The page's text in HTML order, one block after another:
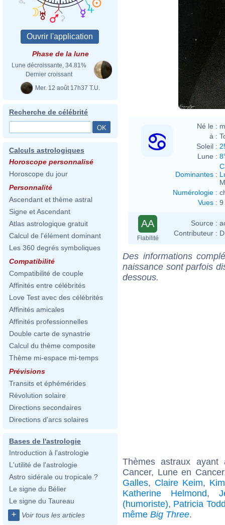
Phase de la lune
Lune décroissante, 34.81%
Dernier croissant
Mer. 12 août 17h37 T.U.
Recherche de célébrité
Calculs astrologiques
Horoscope personnalisé
Horoscope du jour
Personnalité
Ascendant et thème astral
Signe et Ascendant
Atlas astrologique gratuit
Calcul de l'élément dominant
Les 360 degrés symboliques
Compatibilité
Compatibilité de couple
Affinités entre célébrités
Love Test avec des célébrités
Affinités amicales
Affinités professionnelles
Double carte de synastrie
Calcul du thème composite
Thème mi-espace mi-temps
Prévisions
Transits et éphémérides
Révolution solaire
Directions secondaires
Directions d'arcs solaires
Bases de l'astrologie
Introduction à l'astrologie
L'utilité de l'astrologie
Astro sidérale ou tropicale ?
Le signe du Bélier
Le signe du Taureau
+ Voir tous les articles
Né le :
à :
Soleil :
Lune :
Dominantes :
Numérologie :
Vues : 9
AA
Fiabilité
Source :
Contributeur :
Des informations
naissance sont parfois
dessous.
Thèmes astraux
Cancer, Lune en
Galles, Claire Keim,
Katherine Helmond,
(humoriste), Patricia
même Big Three.